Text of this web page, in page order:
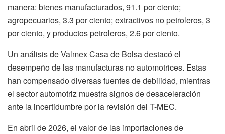
manera: bienes manufacturados, 91.1 por ciento;
agropecuarios, 3.3 por ciento; extractivos no petroleros, 3
por ciento, y productos petroleros, 2.6 por ciento.
Un análisis de Valmex Casa de Bolsa destacó el
desempeño de las manufacturas no automotrices. Estas
han compensado diversas fuentes de debilidad, mientras
el sector automotriz muestra signos de desaceleración
ante la incertidumbre por la revisión del T-MEC.
En abril de 2026, el valor de las importaciones de